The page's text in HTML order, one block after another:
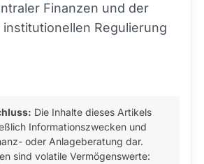
Finanzen und der
Regulierung
Die Inhalte dieses Artikels
Informationszwecken und
oder Anlageberatung dar.
sind volatile Vermögenswerte: